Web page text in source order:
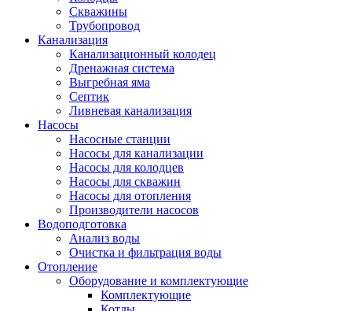
Скважины
Трубопровод
Канализация
Канализационный колодец
Дренажная система
Выгребная яма
Септик
Ливневая канализация
Насосы
Насосные станции
Насосы для канализации
Насосы для колодцев
Насосы для скважин
Насосы для отопления
Производители насосов
Водоподготовка
Анализ воды
Очистка и фильтрация воды
Отопление
Оборудование и комплектующие
Комплектующие